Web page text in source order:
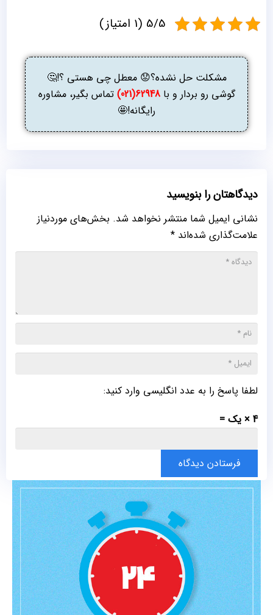
5/5 (1 امتیاز)
مشکلت حل نشده؟😟 معطل چی هستی ؟!🤔
گوشی رو بردار و با62948(021)
تماس بگیر، مشاوره
رایگانه!🤩
دیدگاهتان را بنویسید
نشانی ایمیل شما منتشر نخواهد شد. بخش‌های موردنیاز
علامت‌گذاری شده‌اند *
لطفا پاسخ را به عدد انگلیسی وارد کنید:
4 × یک =
فرستادن دیدگاه